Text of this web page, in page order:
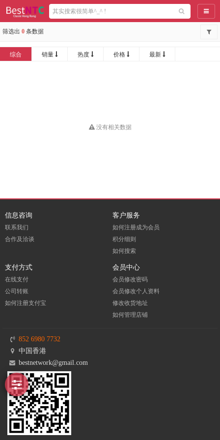
导航
筛选出 0 条数据
综合 销量 热度 价格 最新
没有相关数据
信息咨询
联系我们
合作及洽谈
客户服务
如何注册成为会员
积分细则
如何搜索
支付方式
在线支付
公司转账
如何注册支付宝
会员中心
会员修改密码
会员修改个人资料
修改收货地址
如何管理店铺
852 6980 7732
中国香港
bestnetwork@gmail.com